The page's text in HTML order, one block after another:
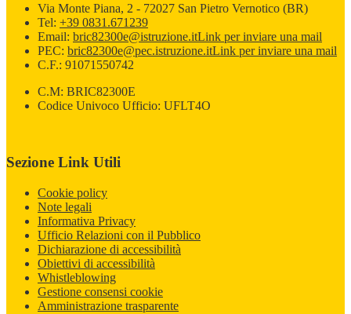
Via Monte Piana, 2 - 72027 San Pietro Vernotico (BR)
Tel: +39 0831.671239
Email: bric82300e@istruzione.itLink per inviare una mail
PEC: bric82300e@pec.istruzione.itLink per inviare una mail
C.F.: 91071550742
C.M: BRIC82300E
Codice Univoco Ufficio: UFLT4O
Sezione Link Utili
Cookie policy
Note legali
Informativa Privacy
Ufficio Relazioni con il Pubblico
Dichiarazione di accessibilità
Obiettivi di accessibilità
Whistleblowing
Gestione consensi cookie
Amministrazione trasparente